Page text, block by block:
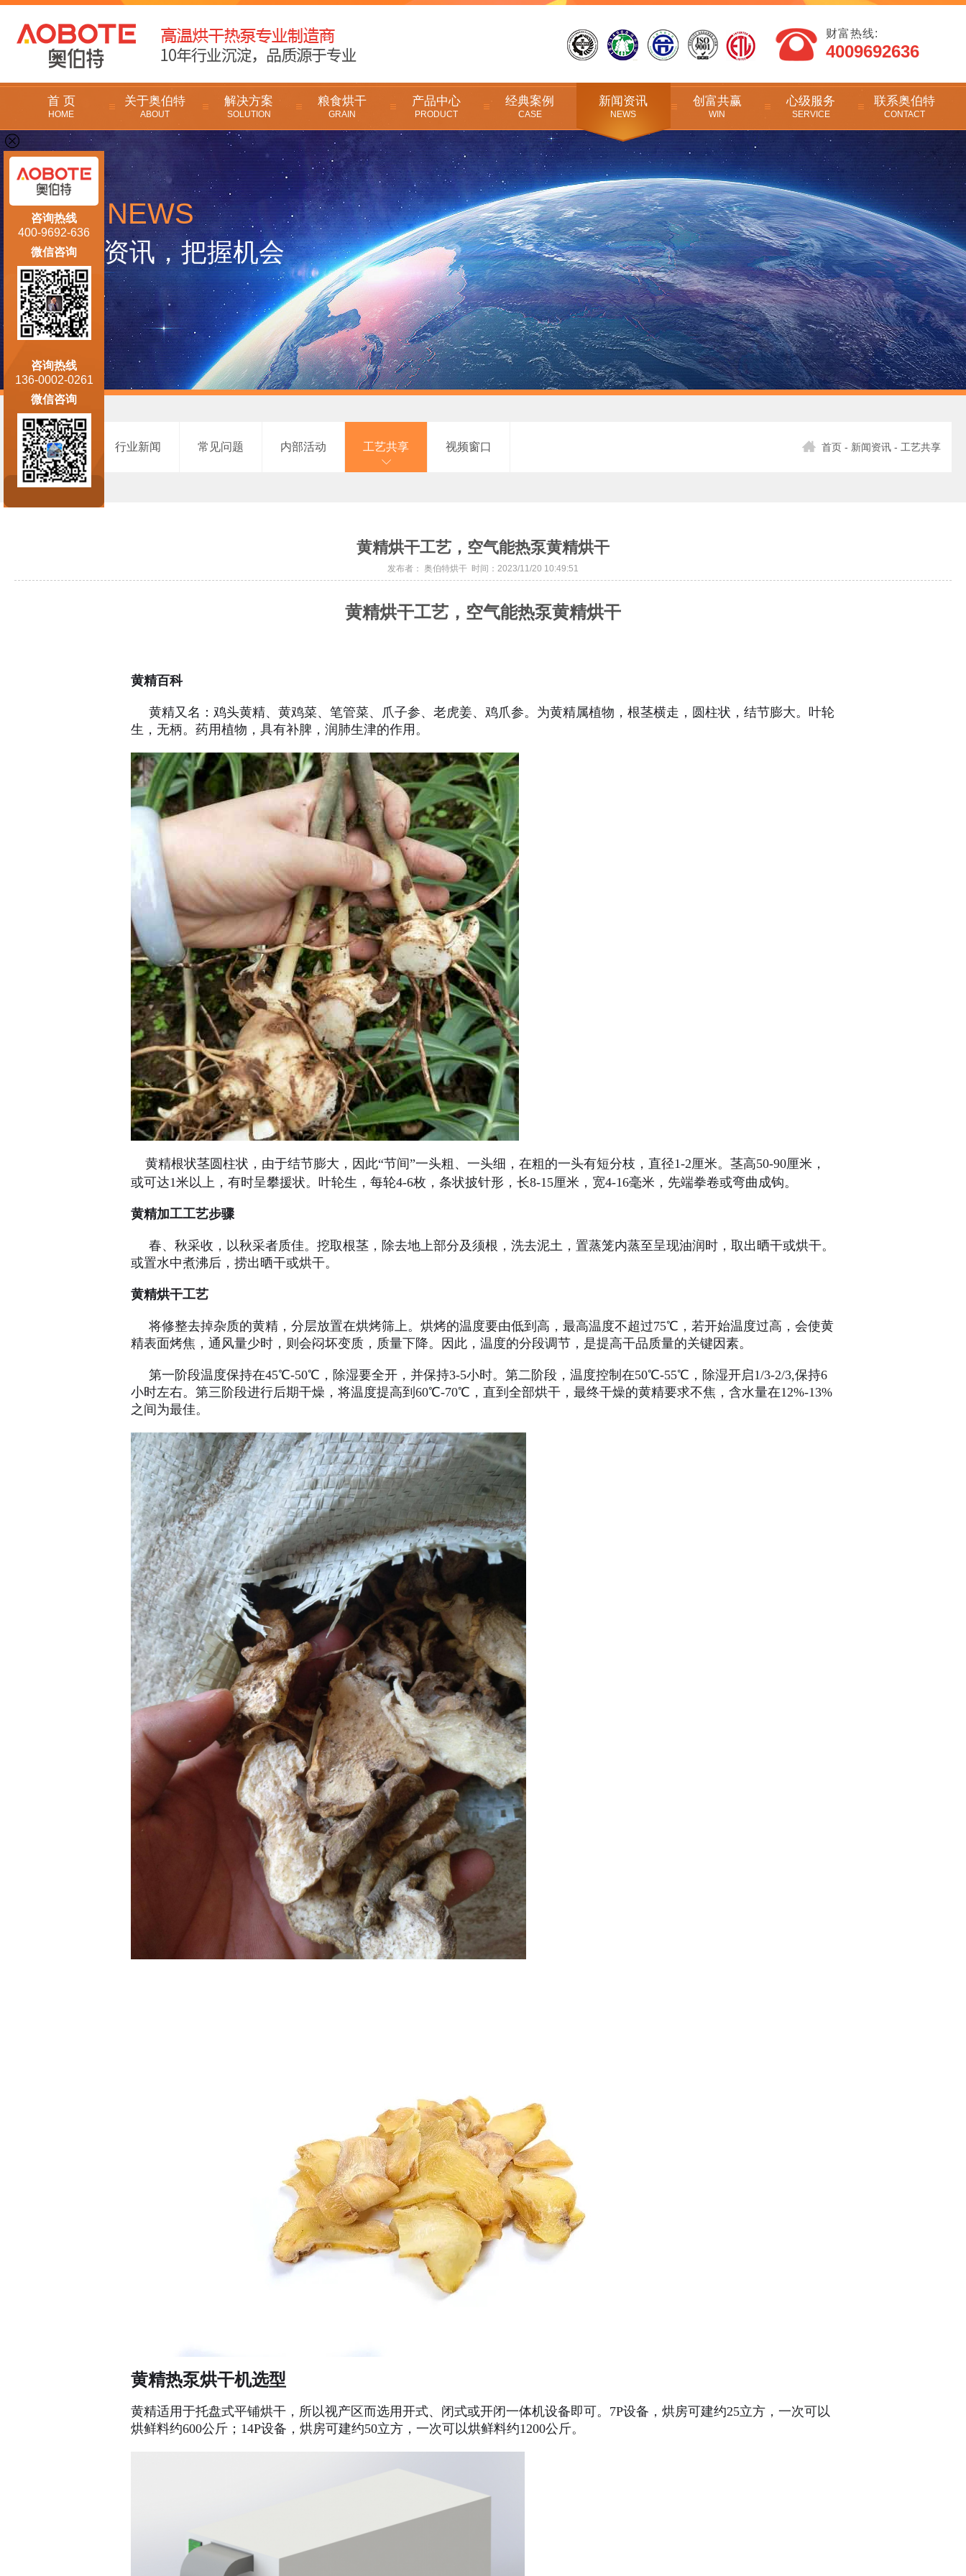
财富热线:
4009692636
首 页
HOME
关于奥伯特
ABOUT
解决方案
SOLUTION
粮食烘干
GRAIN
产品中心
PRODUCT
经典案例
CASE
新闻资讯
NEWS
创富共赢
WIN
心级服务
SERVICE
联系奥伯特
CONTACT
新闻 NEWS
掌握资讯，把握机会
最新政策 行业新闻 常见问题 内部活动 工艺共享 视频窗口 首页- 新闻资讯- 工艺共享
黄精烘干工艺，空气能热泵黄精烘干
发布者： 奥伯特烘干 时间：2023/11/20 10:49:51
黄精烘干工艺，空气能热泵黄精烘干
黄精百科
黄精又名：鸡头黄精、黄鸡菜、笔管菜、爪子参、老虎姜、鸡爪参。为黄精属植物，根茎横走，圆柱状，结节膨大。叶轮
生，无柄。药用植物，具有补脾，润肺生津的作用。
黄精根状茎圆柱状，由于结节膨大，因此“节间”一头粗、一头细，在粗的一头有短分枝，直径1-2厘米。茎高50-90厘米，
或可达1米以上，有时呈攀援状。叶轮生，每轮4-6枚，条状披针形，长8-15厘米，宽4-16毫米，先端拳卷或弯曲成钩。
黄精加工工艺步骤
春、秋采收，以秋采者质佳。挖取根茎，除去地上部分及须根，洗去泥土，置蒸笼内蒸至呈现油润时，取出晒干或烘干。
或置水中煮沸后，捞出晒干或烘干。
黄精烘干工艺
将修整去掉杂质的黄精，分层放置在烘烤筛上。烘烤的温度要由低到高，最高温度不超过75℃，若开始温度过高，会使黄
精表面烤焦，通风量少时，则会闷坏变质，质量下降。因此，温度的分段调节，是提高干品质量的关键因素。
第一阶段温度保持在45℃-50℃，除湿要全开，并保持3-5小时。第二阶段，温度控制在50℃-55℃，除湿开启1/3-2/3,保持6
小时左右。第三阶段进行后期干燥，将温度提高到60℃-70℃，直到全部烘干，最终干燥的黄精要求不焦，含水量在12%-13%
之间为最佳。
黄精热泵烘干机选型
黄精适用于托盘式平铺烘干，所以视产区而选用开式、闭式或开闭一体机设备即可。7P设备，烘房可建约25立方，一次可以
烘鲜料约600公斤；14P设备，烘房可建约50立方，一次可以烘鲜料约1200公斤。
咨询热线
400-9692-636
微信咨询
咨询热线
136-0002-0261
微信咨询